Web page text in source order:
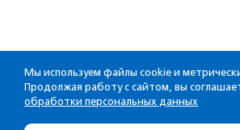
Мы используем файлы cookie и
Продолжая работу с сайтом, вы
обработки персональных данных